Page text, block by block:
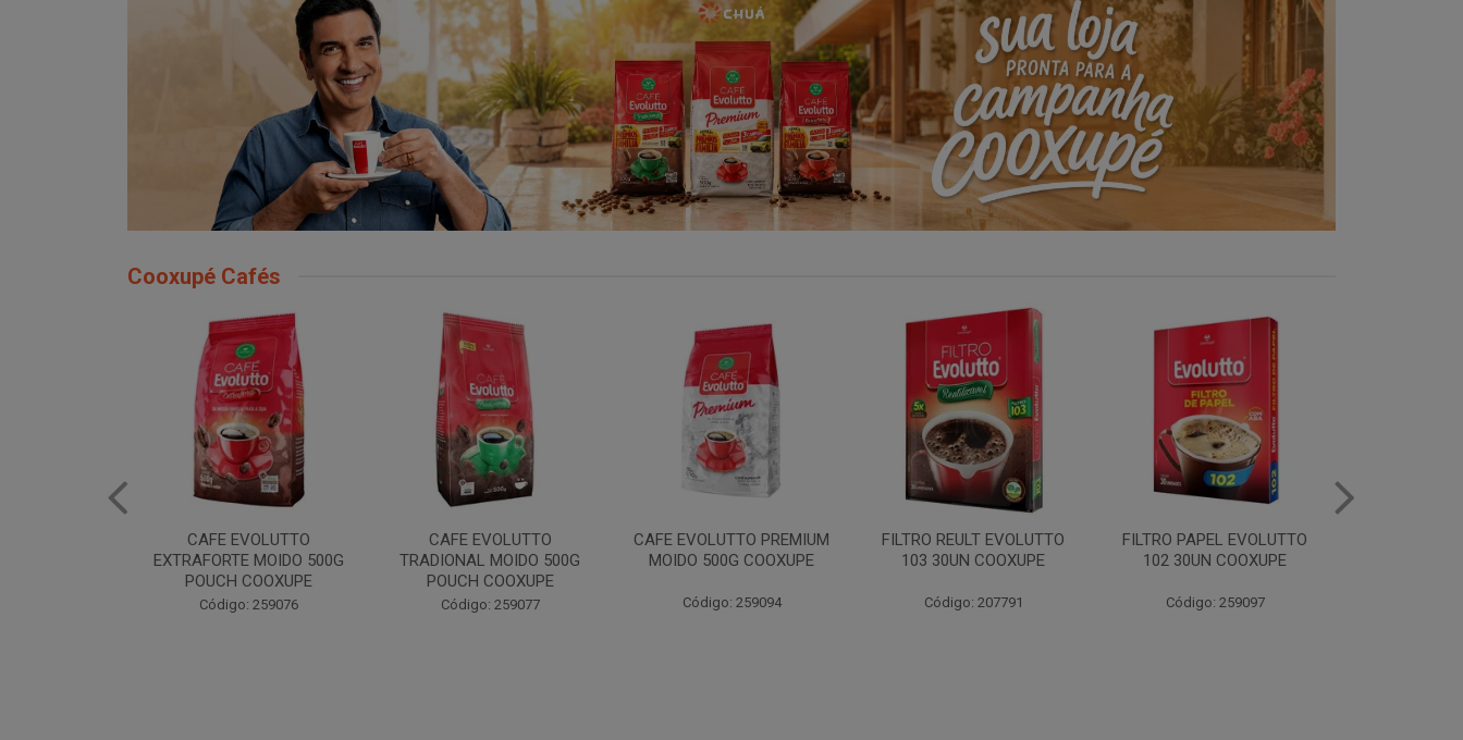
Cooxupé Cafés
CAFE EVOLUTTO
TRADIONAL MOIDO 500G
POUCH COOXUPE
Código: 259077
CAFE EVOLUTTO PREMIUM
MOIDO 500G COOXUPE
Código: 259094
FILTRO REULT EVOLUTTO
103 30UN COOXUPE
Código: 207791
FILTRO PAPEL EVOLUTTO
102 30UN COOXUPE
Código: 259097
FILTRO PAPEL EVOLUTTO
103 30UN COOXUPE
Código: 259098